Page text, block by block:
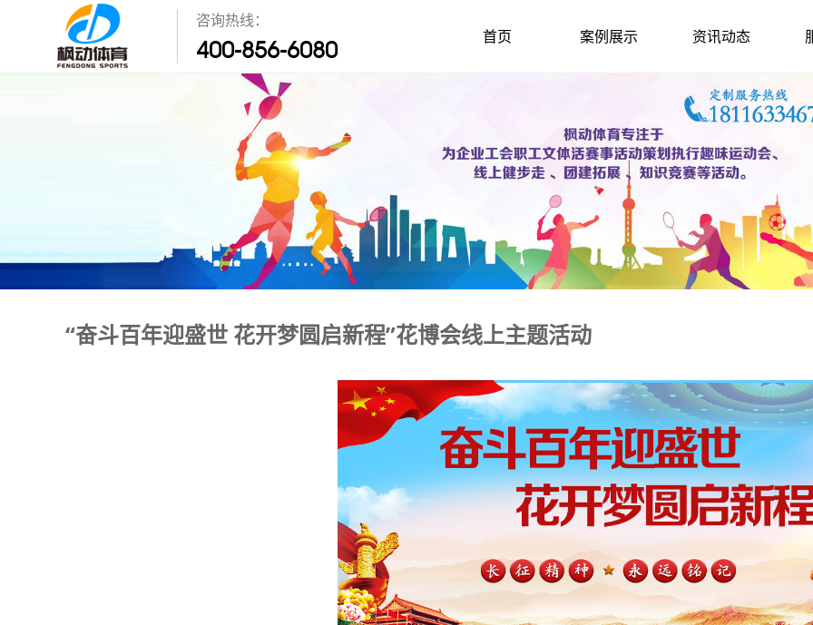
咨询热线：
400-856-6080 首页 案例展示 资讯动态
“奋斗百年迎盛世 花开梦圆启新程”花博会线上主题活动
2021-6-4